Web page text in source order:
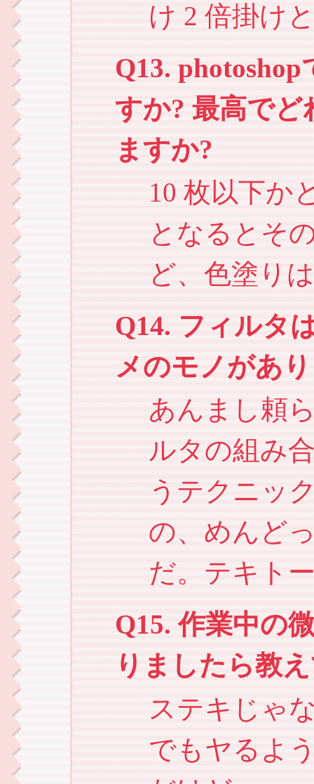
け 2 倍掛け
Q13.
すか? 最高で
ますか?
10 枚以下か
となるとそ
ど、色塗り
Q14. フィルタ
メのモノがあ
あんまし頼
ルタの組み
うテクニッ
の、めんど
だ。テキト
Q15. 作業中の
りましたら教
ステキじゃ
でもヤるよ